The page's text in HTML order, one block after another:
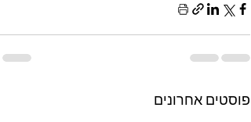
פוסטים אחרונים